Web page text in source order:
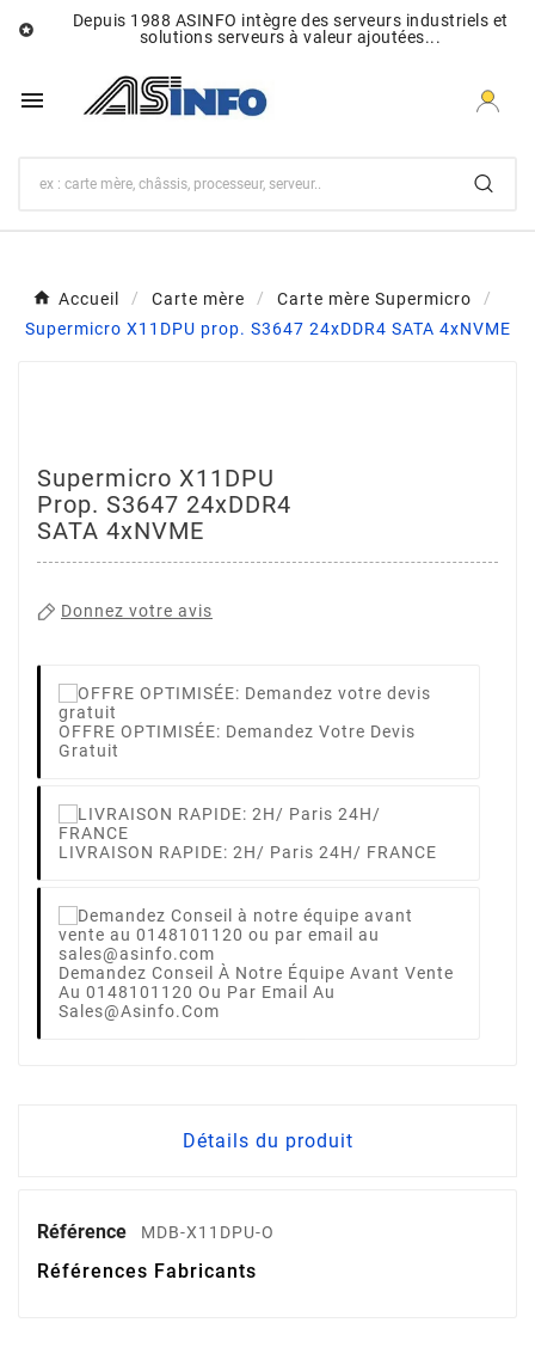

Depuis 1988 ASINFO intègre des serveurs industriels et
solutions serveurs à valeur ajoutées...

Accueil Carte mère
Carte mère Supermicro
Supermicro X11DPU prop. S3647 24xDDR4 SATA 4xNVME
Supermicro X11DPU
Prop. S3647 24xDDR4
SATA 4xNVME
Donnez votre avis
OFFRE OPTIMISÉE: Demandez Votre Devis
Gratuit
LIVRAISON RAPIDE: 2H/ Paris 24H/ FRANCE
Demandez Conseil À Notre Équipe Avant Vente
Au 0148101120 Ou Par Email Au
Sales@asinfo.com
Détails du produit
Référence MDB-X11DPU-O
Références Fabricants